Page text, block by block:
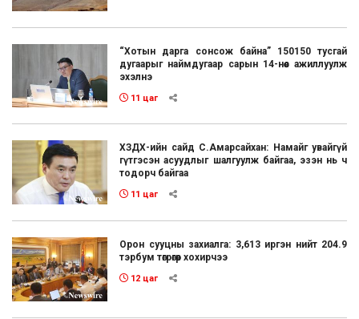
“Хотын дарга сонсож байна” 150150 тусгай
дугаарыг наймдугаар сарын 14-нөөс ажиллуулж
эхэлнэ
11 цаг
ХЗДХ-ийн сайд С.Амарсайхан: Намайг увайгүй
гүтгэсэн асуудлыг шалгуулж байгаа, эзэн нь ч
тодорч байгаа
11 цаг
Орон сууцны захиалга: 3,613 иргэн нийт 204.9
тэрбум төгрөгөөр хохирчээ
12 цаг